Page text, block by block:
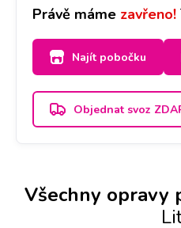
provádět nebudeme. Při
míře poškození Vašeho
cca na 1-3 dny.
Právě máme zavřeno!
Najít pobočku
Objednat svoz
Všechny opravy